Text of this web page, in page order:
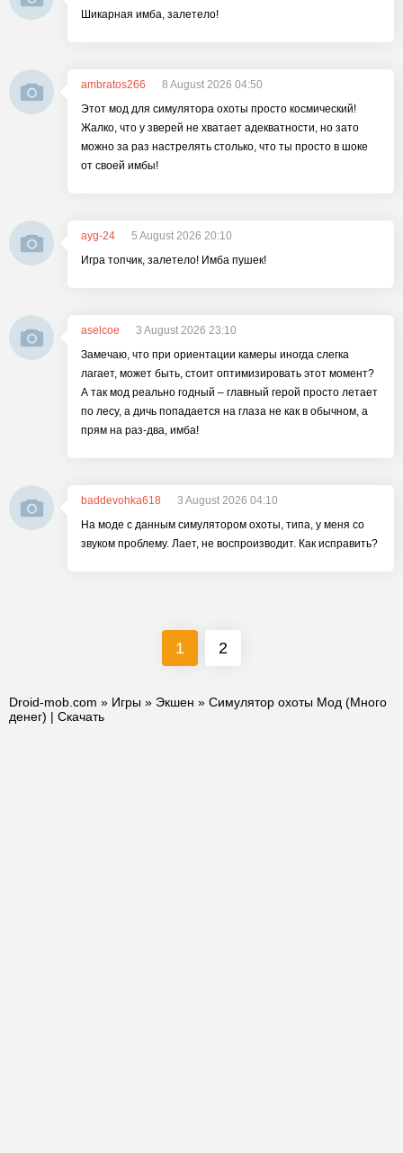
Шикарная имба, залетело!
ambratos266
8 August 2026 04:50
Этот мод для симулятора охоты просто космический!
Жалко, что у зверей не хватает адекватности, но зато
можно за раз настрелять столько, что ты просто в шоке
от своей имбы!
ayg-24
5 August 2026 20:10
Игра топчик, залетело! Имба пушек!
aselcoe
3 August 2026 23:10
Замечаю, что при ориентации камеры иногда слегка
лагает, может быть, стоит оптимизировать этот момент?
А так мод реально годный – главный герой просто летает
по лесу, а дичь попадается на глаза не как в обычном, а
прям на раз-два, имба!
baddevohka618
3 August 2026 04:10
На моде с данным симулятором охоты, типа, у меня со
звуком проблему. Лает, не воспроизводит. Как исправить?
1 2
Droid-mob.com » Игры » Экшен » Симулятор охоты Мод (Много
денег) | Скачать